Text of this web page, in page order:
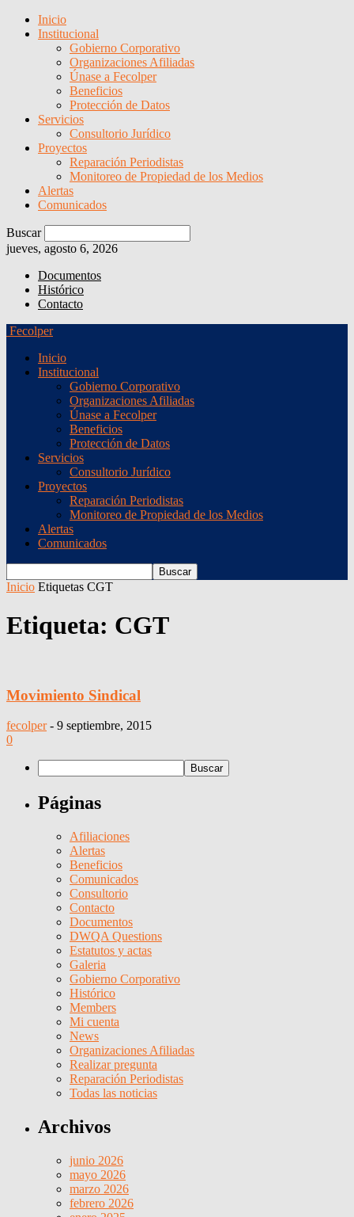
Inicio
Institucional
Gobierno Corporativo
Organizaciones Afiliadas
Únase a Fecolper
Beneficios
Protección de Datos
Servicios
Consultorio Jurídico
Proyectos
Reparación Periodistas
Monitoreo de Propiedad de los Medios
Alertas
Comunicados
Buscar
jueves, agosto 6, 2026
Documentos
Histórico
Contacto
Fecolper
Inicio
Institucional
Gobierno Corporativo
Organizaciones Afiliadas
Únase a Fecolper
Beneficios
Protección de Datos
Servicios
Consultorio Jurídico
Proyectos
Reparación Periodistas
Monitoreo de Propiedad de los Medios
Alertas
Comunicados
Inicio Etiquetas CGT
Etiqueta: CGT
Movimiento Sindical
fecolper - 9 septiembre, 2015
0
Páginas
Afiliaciones
Alertas
Beneficios
Comunicados
Consultorio
Contacto
Documentos
DWQA Questions
Estatutos y actas
Galeria
Gobierno Corporativo
Histórico
Members
Mi cuenta
News
Organizaciones Afiliadas
Realizar pregunta
Reparación Periodistas
Todas las noticias
Archivos
junio 2026
mayo 2026
marzo 2026
febrero 2026